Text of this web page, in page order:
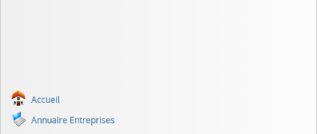
Accueil
Annuaire Entreprises